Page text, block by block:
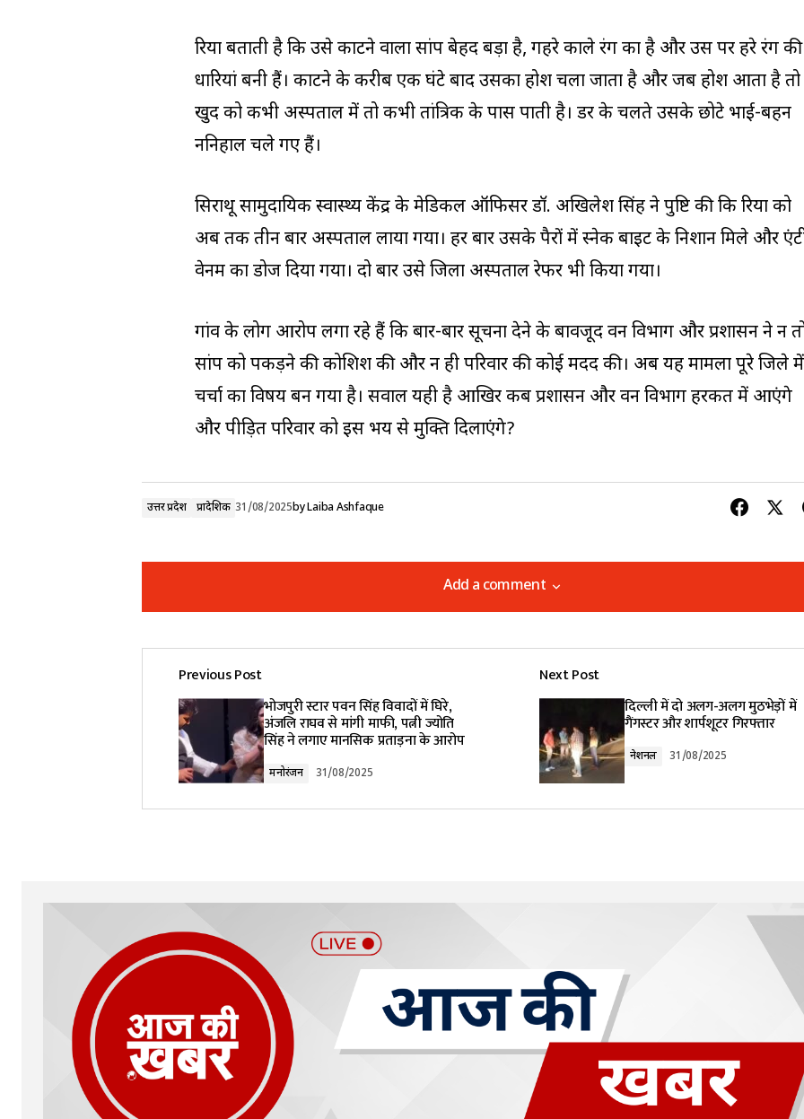
रिया बताती है कि उसे काटने वाला सांप बेहद बड़ा है, गहरे काले रंग का है और उस पर हरे रंग की
धारियां बनी हैं। काटने के करीब एक घंटे बाद उसका होश चला जाता है और जब होश आता है तो
खुद को कभी अस्पताल में तो कभी तांत्रिक के पास पाती है। डर के चलते उसके छोटे भाई-बहन
ननिहाल चले गए हैं।
सिराथू सामुदायिक स्वास्थ्य केंद्र के मेडिकल ऑफिसर डॉ. अखिलेश सिंह ने पुष्टि की कि रिया को
अब तक तीन बार अस्पताल लाया गया। हर बार उसके पैरों में स्नेक बाइट के निशान मिले और
वेनम का डोज दिया गया। दो बार उसे जिला अस्पताल रेफर भी किया गया।
गांव के लोग आरोप लगा रहे हैं कि बार-बार सूचना देने के बावजूद वन विभाग और प्रशासन ने न
सांप को पकड़ने की कोशिश की और न ही परिवार की कोई मदद की। अब यह मामला पूरे जिले में
चर्चा का विषय बन गया है। सवाल यही है आखिर कब प्रशासन और वन विभाग हरकत में आएंगे
और पीड़ित परिवार को इस भय से मुक्ति दिलाएंगे?
उत्तर प्रदेश प्रादेशिक 31/08/2025byLaiba Ashfaque
Add a comment
Add a comment
Your email address will not be published. Required fields are marked
Comment*
Previous Post
भोजपुरी स्टार पवन सिंह विवादों में घिरे,
अंजलि राघव से मांगी माफी, पत्नी ज्योति
सिंह ने लगाए मानसिक प्रताड़ना के आरोप
मनोरंजन 31/08/2025
Next Post
दिल्ली में दो अलग-अलग मुठभेड़ों में
गैंगस्टर और शार्पशूटर गिरफ्तार
नेशनल 31/08/2025